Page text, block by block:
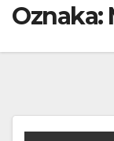
Oznaka: